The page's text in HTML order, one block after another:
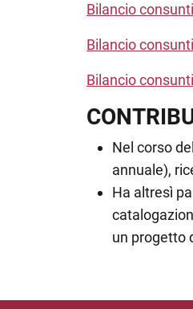
Bilancio
Bilancio
Bilancio
Nel corso
annuale),
Ha altresì
un progetto